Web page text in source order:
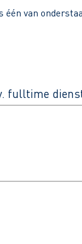
van
fulltime